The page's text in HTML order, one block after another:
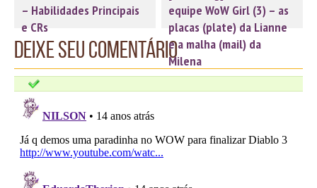
– Habilidades Principais
e CRs
equipe WoW Girl (3) – as
placas (plate) da Lianne
e a malha (mail) da
Milena
Deixe seu comentário